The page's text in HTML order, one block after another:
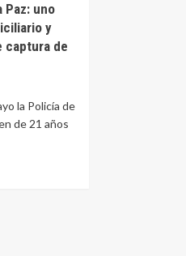
Paz: uno
y
captura de
la Policía de
de 21 años